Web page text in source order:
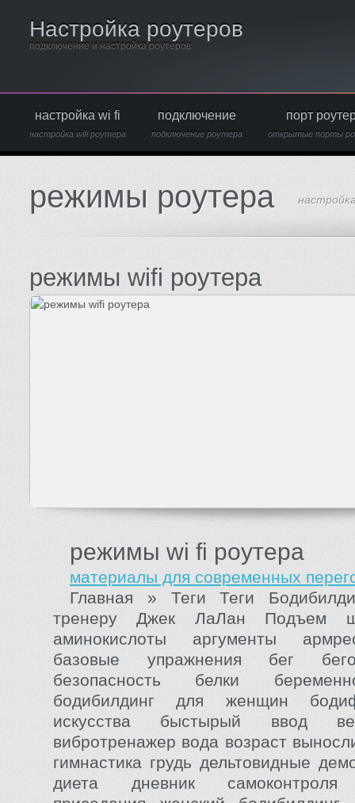
Настройка роутеров
подключение и настройка роутеров
настройка wi fi
настройка wifi роутера
подключение
подключение роутера
порт
открытые порты
режимы роутера
режимы wifi роутера
режимы wi fi роутера
материалы для современных
Главная » Теги Теги
тренеру Джек ЛаЛан Подъем
аминокислоты аргументы
базовые упражнения бег
безопасность белки
бодибилдинг для женщин
искусства быстырый ввод
вибротренажер вода возраст
гимнастика грудь дельтовидные
диета дневник самоконтроля